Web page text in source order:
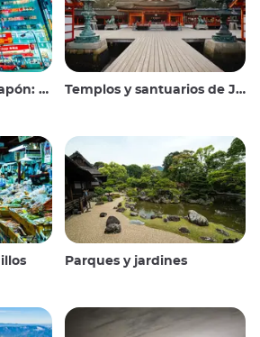
y beber Templos y santuarios de Japón
Parques y jardines